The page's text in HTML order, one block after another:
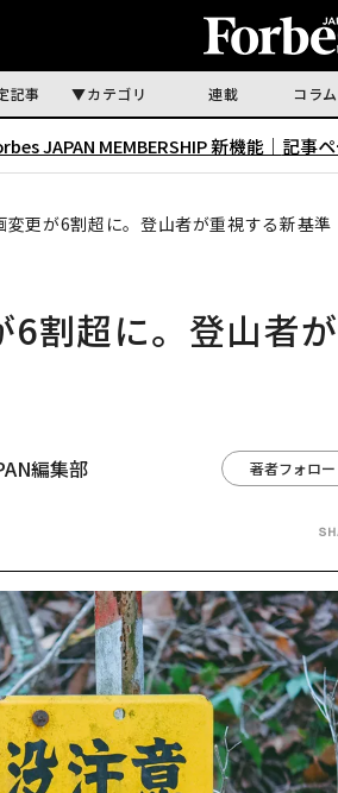
記事 カテゴリ 連載 コラ
JAPAN MEMBERSHIP 新機能｜ 記事
変更が6割超に。登山者が重視する新基準
割超に。登山者
編集部 著者フォロー